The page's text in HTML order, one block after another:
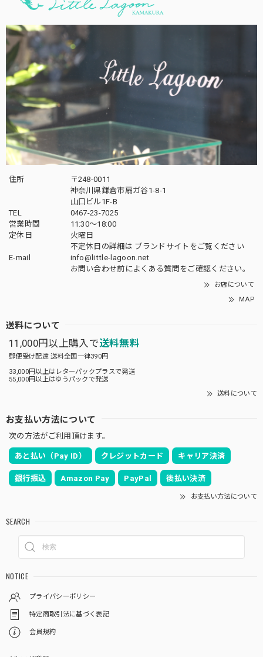
住所
〒248-0011
神奈川県鎌倉市扇ガ谷1-8-1
山口ビル1F-B
TEL
0467-23-7025
営業時間
11:30～18:00
定休日
火曜日
不定休日の詳細は ブランドサイト をご覧ください
E-mail
info@little-lagoon.net
お問い合わせ前によくある質問をご確認ください。
お店について
MAP
送料について
11,000円以上購入で送料無料
郵便受け配達 送料全国一律390円
33,000円以上はレターパックプラスで発送
55,000円以上はゆうパックで発送
送料について
お支払い方法について
次の方法がご利用頂けます。
あと払い（Pay ID） クレジットカード キャリア決済
銀行振込 Amazon Pay PayPal 後払い決済
お支払い方法について
SEARCH
NOTICE
プライバシーポリシー
特定商取引法に基づく表記
会員規約